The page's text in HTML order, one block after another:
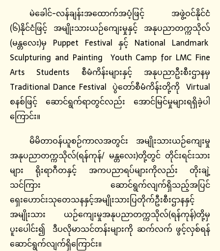
မဲခေါင်-လန်ချန်းအထောက်အပံ့ဖြင့် အဖွဲ့ဝင်နိုင်ငံ
(၆)နိုင်ငံဖြင့် အမျိုးသားယဉ်ကျေးမှုနှင့် အနုပညာတက္ကသိုလ်
(မန္တလေး)မှ Puppet Festival နှင့် National Landmark
Sculpturing and Painting Youth Camp for LMC Fine
Arts Students စီမံကိန်းများနှင့် အနုပညာဦးစီးဌာနမှ
Traditional Dance Festival ပွဲတော်စီမံကိန်းတို့ကို Virtual
စနစ်ဖြင့် ဆောင်ရွက်ရာတွင်လည်း အောင်မြင်မှုများရရှိခဲ့ပါ
ကြောင်း။
မိမိတာဝန်ယူစဉ်ကာလအတွင်း အမျိုးသားယဉ်ကျေးမှု
အနုပညာတက္ကသိုလ်(ရန်ကုန်/ မန္တလေး)တို့တွင် တိုင်းရင်းသား
များ ရိုးရာဂီတနှင့် အကပညာရပ်များကိုလည်း တိုးချဲ့
သင်ကြား ဆောင်ရွက်လျက်ရှိသည့်အပြင်
ရှေးဟောင်းသုတေသနနှင့်အမျိုးသားပြတိုက်ဦးစီးဌာနနှင့်
အမျိုးသား ယဉ်ကျေးမှုအနုပညာတက္ကသိုလ်(ရန်ကုန်)တို့မှ
ပူးပေါင်း၍ ဒီပလိုမာသင်တန်းများကို ဆက်လက် ဖွင့်လှစ်ရန်
ဆောင်ရွက်လျက်ရှိကြောင်း။